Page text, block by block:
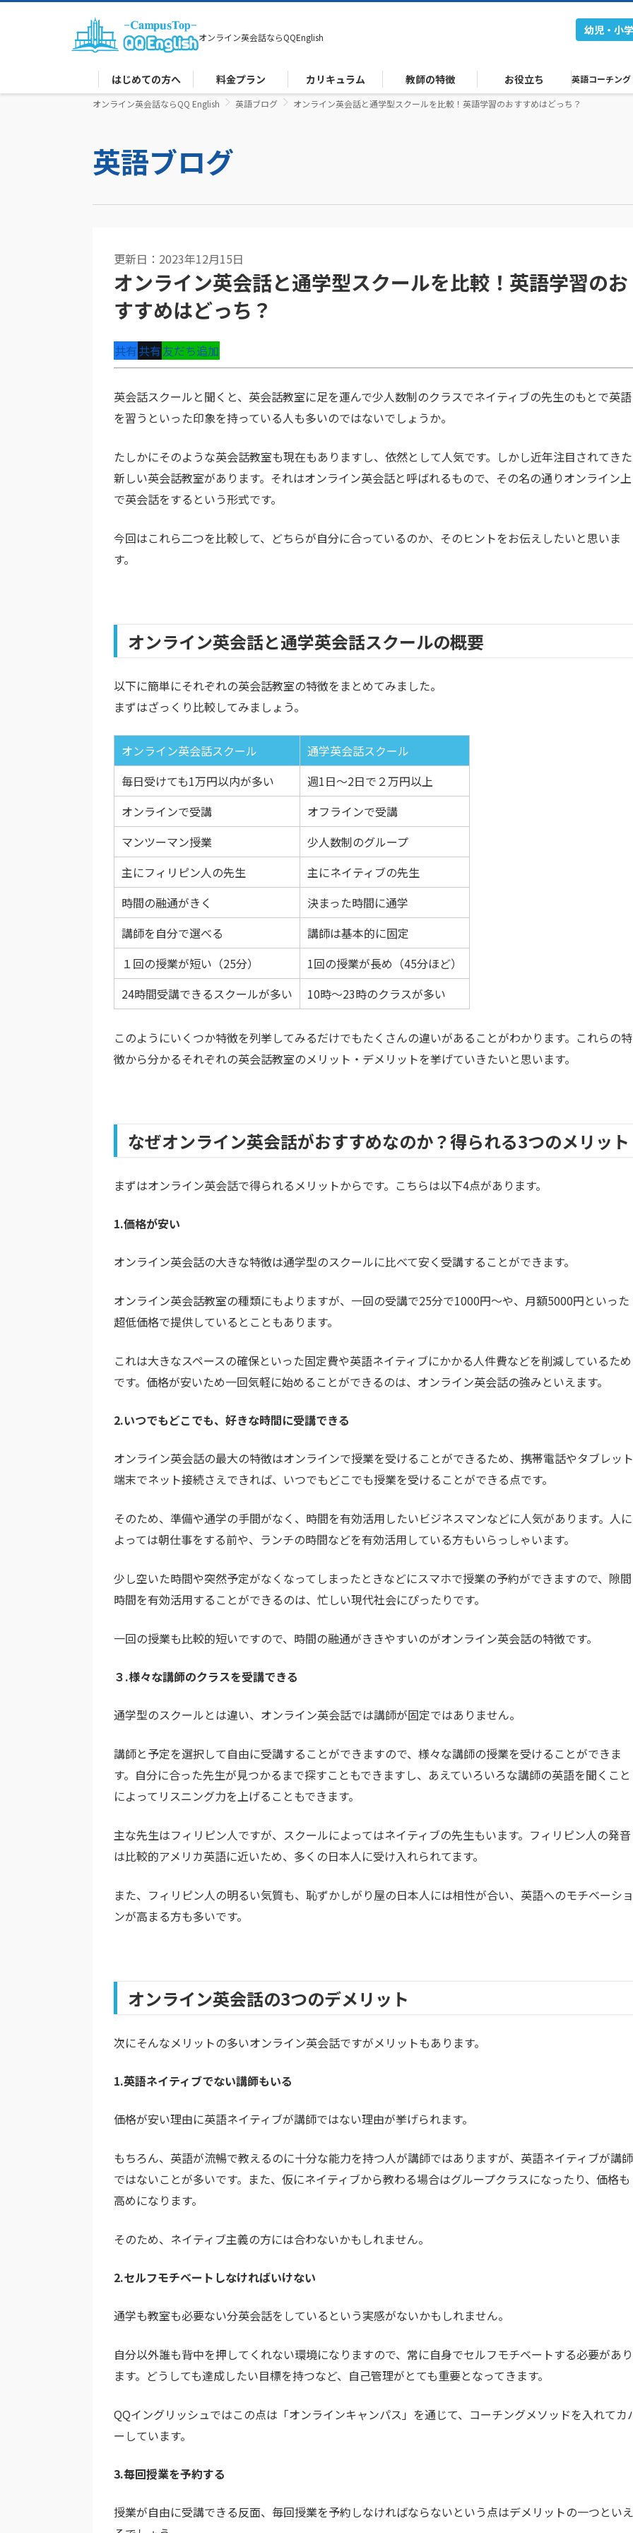
オンライン英会話ならQQEnglish
幼児・小
はじめての方へ 料金プラン カリキュラム 教師の特徴 お役立ち 英語コーチング
オンライン英会話ならQQ English 英語ブログ オンライン英会話と通学型スクールを比較！英語学習のおすすめはどっち？
英語ブログ
更新日：2023年12月15日
オンライン英会話と通学型スクールを比較！英語学習のお
すすめはどっち？
共有共有友だち追加
英会話スクールと聞くと、英会話教室に足を運んで少人数制のクラスでネイティブの先生のもとで英語
を習うといった印象を持っている人も多いのではないでしょうか。
たしかにそのような英会話教室も現在もありますし、依然として人気です。しかし近年注目されてきた
新しい英会話教室があります。それはオンライン英会話と呼ばれるもので、その名の通りオンライン上
で英会話をするという形式です。
今回はこれら二つを比較して、どちらが自分に合っているのか、そのヒントをお伝えしたいと思いま
す。
オンライン英会話と通学英会話スクールの概要
以下に簡単にそれぞれの英会話教室の特徴をまとめてみました。
まずはざっくり比較してみましょう。
オンライン英会話スクール
通学英会話スクール
毎日受けても1万円以内が多い
週1日〜2日で２万円以上
オンラインで受講
オフラインで受講
マンツーマン授業
少人数制のグループ
主にフィリピン人の先生
主にネイティブの先生
時間の融通がきく
決まった時間に通学
講師を自分で選べる
講師は基本的に固定
１回の授業が短い（25分）
1回の授業が長め（45分ほど）
24時間受講できるスクールが多い
10時〜23時のクラスが多い
このようにいくつか特徴を列挙してみるだけでもたくさんの違いがあることがわかります。これらの特
徴から分かるそれぞれの英会話教室のメリット・デメリットを挙げていきたいと思います。
なぜオンライン英会話がおすすめなのか？得られる3つのメリット
まずはオンライン英会話で得られるメリットからです。こちらは以下4点があります。
1.価格が安い
オンライン英会話の大きな特徴は通学型のスクールに比べて安く受講することができます。
オンライン英会話教室の種類にもよりますが、一回の受講で25分で1000円～や、月額5000円といった
超低価格で提供しているとこともあります。
これは大きなスペースの確保といった固定費や英語ネイティブにかかる人件費などを削減しているため
です。価格が安いため一回気軽に始めることができるのは、オンライン英会話の強みといえます。
2.いつでもどこでも、好きな時間に受講できる
オンライン英会話の最大の特徴はオンラインで授業を受けることができるため、携帯電話やタブレット
端末でネット接続さえできれば、いつでもどこでも授業を受けることができる点です。
そのため、準備や通学の手間がなく、時間を有効活用したいビジネスマンなどに人気があります。人に
よっては朝仕事をする前や、ランチの時間などを有効活用している方もいらっしゃいます。
少し空いた時間や突然予定がなくなってしまったときなどにスマホで授業の予約ができますので、隙間
時間を有効活用することができるのは、忙しい現代社会にぴったりです。
一回の授業も比較的短いですので、時間の融通がききやすいのがオンライン英会話の特徴です。
３.様々な講師のクラスを受講できる
通学型のスクールとは違い、オンライン英会話では講師が固定ではありません。
講師と予定を選択して自由に受講することができますので、様々な講師の授業を受けることができま
す。自分に合った先生が見つかるまで探すこともできますし、あえていろいろな講師の英語を聞くこと
によってリスニング力を上げることもできます。
主な先生はフィリピン人ですが、スクールによってはネイティブの先生もいます。フィリピン人の発音
は比較的アメリカ英語に近いため、多くの日本人に受け入れられてます。
また、フィリピン人の明るい気質も、恥ずかしがり屋の日本人には相性が合い、英語へのモチベーショ
ンが高まる方も多いです。
オンライン英会話の3つのデメリット
次にそんなメリットの多いオンライン英会話ですがメリットもあります。
1.英語ネイティブでない講師もいる
価格が安い理由に英語ネイティブが講師ではない理由が挙げられます。
もちろん、英語が流暢で教えるのに十分な能力を持つ人が講師ではありますが、英語ネイティブが講師
ではないことが多いです。また、仮にネイティブから教わる場合はグループクラスになったり、価格も
高めになります。
そのため、ネイティブ主義の方には合わないかもしれません。
2.セルフモチベートしなければいけない
通学も教室も必要ない分英会話をしているという実感がないかもしれません。
自分以外誰も背中を押してくれない環境になりますので、常に自身でセルフモチベートする必要があり
ます。どうしても達成したい目標を持つなど、自己管理がとても重要となってきます。
QQイングリッシュではこの点は「オンラインキャンパス」を通じて、コーチングメソッドを入れてカ
ーしています。
3.毎回授業を予約する
授業が自由に受講できる反面、毎回授業を予約しなければならないという点はデメリットの一つといえ